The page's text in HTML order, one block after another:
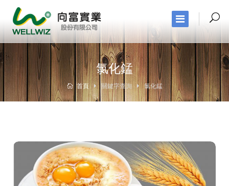
氯化錳
首頁 關鍵字查詢 氯化錳